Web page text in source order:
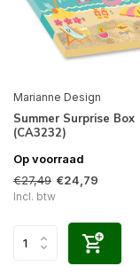
Marianne Design
Summer Surprise Box
(CA3232)
Op voorraad
€27,49 €24,79
Incl. btw